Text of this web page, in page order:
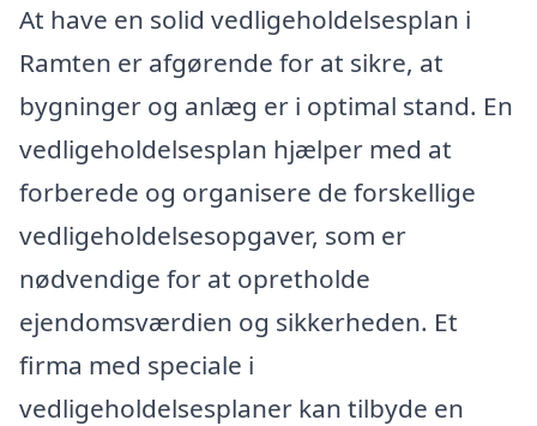
At have en solid vedligeholdelsesplan i
Ramten er afgørende for at sikre, at
bygninger og anlæg er i optimal stand. En
vedligeholdelsesplan hjælper med at
forberede og organisere de forskellige
vedligeholdelsesopgaver, som er
nødvendige for at opretholde
ejendomsværdien og sikkerheden. Et
firma med speciale i
vedligeholdelsesplaner kan tilbyde en